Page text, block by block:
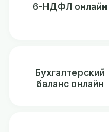
6-НДФЛ онлайн
Бухгалтерский
баланс онлайн